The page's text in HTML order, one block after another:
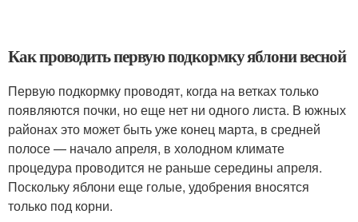
Как проводить первую подкормку яблони весной
Первую подкормку проводят, когда на ветках только
появляются почки, но еще нет ни одного листа. В южных
районах это может быть уже конец марта, в средней
полосе — начало апреля, в холодном климате
процедура проводится не раньше середины апреля.
Поскольку яблони еще голые, удобрения вносятся
только под корни.